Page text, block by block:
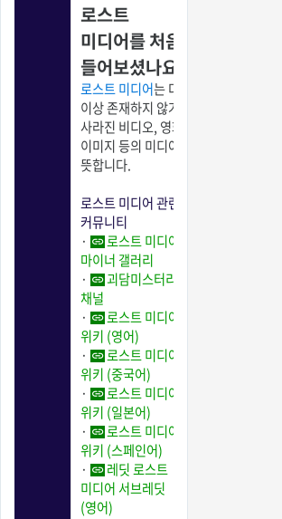
로스트
미디어를 처음
들어보셨나요?
로스트 미디어는 더
이상 존재하지 않거나
사라진 비디오, 영화,
이미지 등의 미디어를
뜻합니다.
로스트 미디어 관련
커뮤니티
·
로스트 미디어
마이너 갤러리
·
괴담미스터리
채널
·
로스트 미디어
위키 (영어)
·
로스트 미디어
위키 (중국어)
·
로스트 미디어
위키 (일본어)
·
로스트 미디어
위키 (스페인어)
·
레딧 로스트
미디어 서브레딧
(영어)